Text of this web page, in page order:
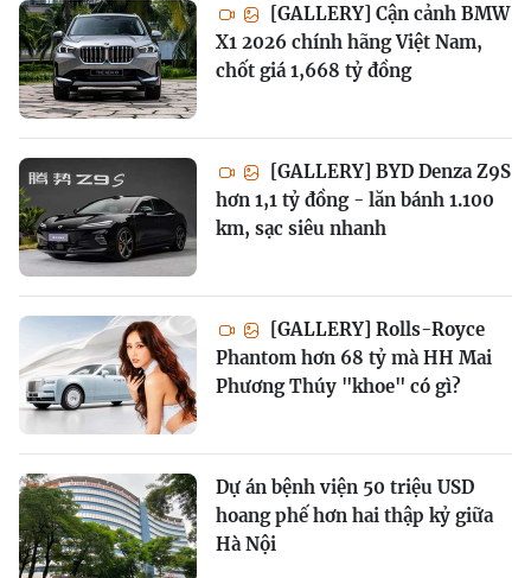
[GALLERY] Cận cảnh BMW
X1 2026 chính hãng Việt Nam,
chốt giá 1,668 tỷ đồng
[GALLERY] BYD Denza Z9S
hơn 1,1 tỷ đồng - lăn bánh 1.100
km, sạc siêu nhanh
[GALLERY] Rolls-Royce
Phantom hơn 68 tỷ mà HH Mai
Phương Thúy "khoe" có gì?
Dự án bệnh viện 50 triệu USD
hoang phế hơn hai thập kỷ giữa
Hà Nội